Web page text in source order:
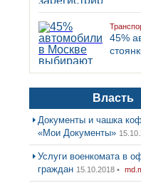
45%
Власть
Документы и чашка
«Мои Документы»
Услуги военкомата в
граждан 15.10.2018 •